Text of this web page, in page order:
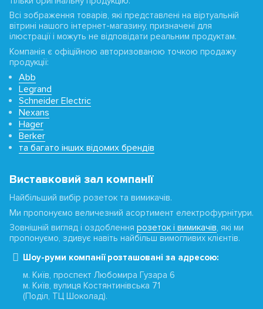
Всі зображення товарів, які представлені на віртуальній
вітрині нашого інтернет-магазину, призначені для
ілюстрації і можуть не відповідати реальним продуктам.
Компанія є офіційною авторизованою точкою продажу
продукції:
Abb
Legrand
Schneider Electric
Nexans
Hager
Berker
та багато інших відомих брендів
Виставковий зал компанії
Найбільший вибір розеток та вимикачів.
Ми пропонуємо величезний асортимент електрофурнітури.
Зовнішній вигляд і оздоблення розеток і вимикачів, які ми
пропонуємо, здивує навіть найбільш вимогливих клієнтів.
Шоу-руми компанії розташовані за адресою:
м. Київ, проспект Любомира Гузара 6
м. Київ, вулиця Костянтинівська 71
(Поділ, ТЦ Шоколад).